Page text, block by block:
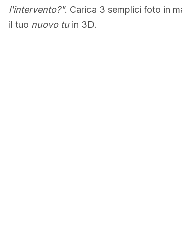
l'intervento?". Carica 3 semplici foto in
il tuo nuovo tuin 3D.